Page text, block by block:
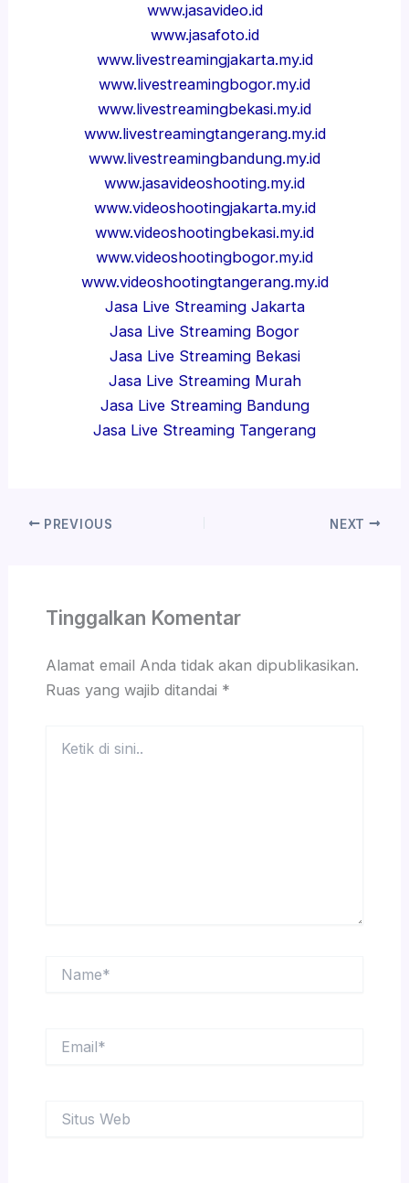
www.jasavideo.id
www.jasafoto.id
www.livestreamingjakarta.my.id
www.livestreamingbogor.my.id
www.livestreamingbekasi.my.id
www.livestreamingtangerang.my.id
www.livestreamingbandung.my.id
www.jasavideoshooting.my.id
www.videoshootingjakarta.my.id
www.videoshootingbekasi.my.id
www.videoshootingbogor.my.id
www.videoshootingtangerang.my.id
Jasa Live Streaming Jakarta
Jasa Live Streaming Bogor
Jasa Live Streaming Bekasi
Jasa Live Streaming Murah
Jasa Live Streaming Bandung
Jasa Live Streaming Tangerang
PREVIOUS NEXT
Tinggalkan Komentar
Alamat email Anda tidak akan dipublikasikan.
Ruas yang wajib ditandai *
Web